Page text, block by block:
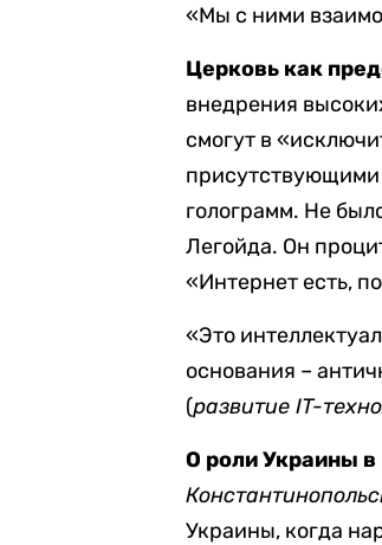
«Мы с ними
Церковь как
внедрения
смогут в
присутствующими
голограмм. Не
Легойда. Он
«Интернет есть,
«Это
основания –
(развитие IT-
О роли Украины
Украины, когда